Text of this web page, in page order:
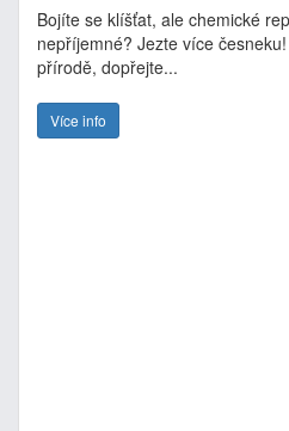
Bojíte se klíšťat, ale chemické
nepříjemné? Jezte více
přírodě, dopřejte...
Více info